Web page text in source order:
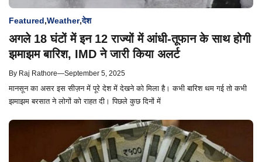
Featured,Weather,देश
अगले 18 घंटों में इन 12 राज्यों में आंधी-तूफान के साथ होगी
झमाझम बारिश, IMD ने जारी किया अलर्ट
By Raj Rathore—September 5, 2025
मानसून का असर इस सीज़न में पूरे देश में देखने को मिला है। कभी बारिश थम गई तो कभी
झमाझम बरसात ने लोगों को राहत दी। पिछले कुछ दिनों में